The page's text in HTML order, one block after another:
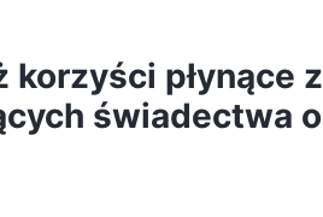
korzyści płynące
świadectwa